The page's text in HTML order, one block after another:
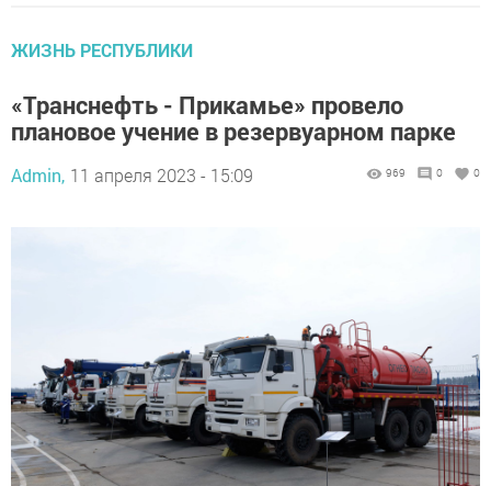
ЖИЗНЬ РЕСПУБЛИКИ
«Транснефть - Прикамье» провело
плановое учение в резервуарном парке
Admin, 11 апреля 2023 - 15:09 969 0 0